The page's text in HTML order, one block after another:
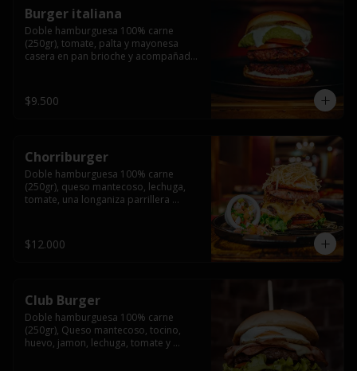
Burger italiana
Doble hamburguesa 100% carne
(250gr), tomate, palta y mayonesa
casera en pan brioche y acompañado
$9.500
Chorriburger
Doble hamburguesa 100% carne
(250gr), queso mantecoso, lechuga,
tomate, una longaniza parrillera
papas fritas.
$12.000
Club Burger
Doble hamburguesa 100% carne
(250gr), Queso mantecoso, tocino,
huevo, jamon, lechuga, tomate y